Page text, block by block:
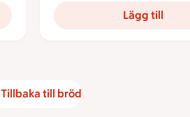
Lägg till
Tillbaka till bröd